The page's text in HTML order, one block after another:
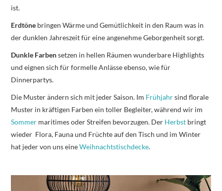
ist.
Erdtöne bringen Wärme und Gemütlichkeit in den Raum was in
der dunklen Jahreszeit für eine angenehme Geborgenheit sorgt.
Dunkle Farbensetzen in hellen Räumen wunderbare Highlights
und eignen sich für formelle Anlässe ebenso, wie für
Dinnerpartys.
Die Muster ändern sich mit jeder Saison. Im Frühjahrsind florale
Muster in kräftigen Farben ein toller Begleiter, während wir im
Sommer maritimes oder Streifen bevorzugen. Der Herbst bringt
wieder Flora, Fauna und Früchte auf den Tisch und im Winter
hat jeder von uns eineWeihnachtstischdecke.